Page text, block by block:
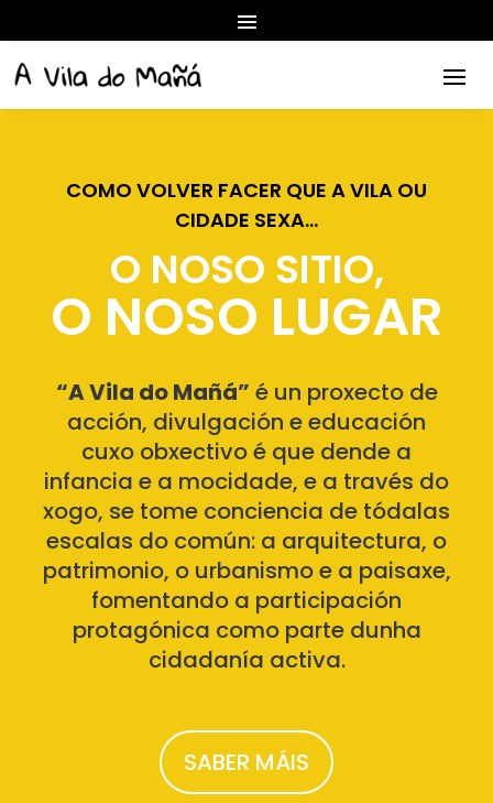
COMO VOLVER FACER QUE A VILA OU
CIDADE SEXA…
O NOSO SITIO,
O NOSO LUGAR
“A Vila do Mañá” é un proxecto de
acción, divulgación e educación
cuxo obxectivo é que dende a
infancia e a mocidade, e a través do
xogo, se tome conciencia de tódalas
escalas do común: a arquitectura, o
patrimonio, o urbanismo e a paisaxe,
fomentando a participación
protagónica como parte dunha
cidadanía activa.
SABER MÁIS